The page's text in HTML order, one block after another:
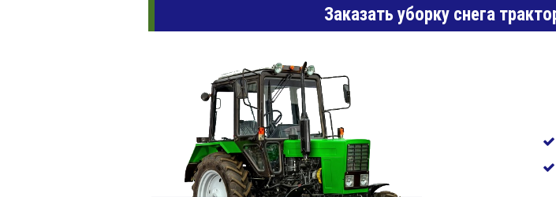
Заказать уборку снега